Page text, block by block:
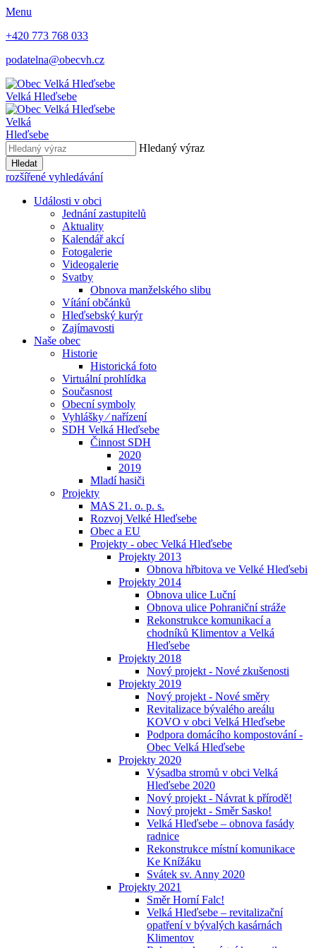
Menu
+420 773 768 033
podatelna@obecvh.cz
Velká Hleďsebe
Velká
Hleďsebe
Hledaný výraz
Hledat
rozšířené vyhledávání
Události v obci
Jednání zastupitelů
Aktuality
Kalendář akcí
Fotogalerie
Videogalerie
Svatby
Obnova manželského slibu
Vítání občánků
Hleďsebský kurýr
Zajímavosti
Naše obec
Historie
Historická foto
Virtuální prohlídka
Současnost
Obecní symboly
Vyhlášky ⁄ nařízení
SDH Velká Hleďsebe
Činnost SDH
2020
2019
Mladí hasiči
Projekty
MAS 21. o. p. s.
Rozvoj Velké Hleďsebe
Obec a EU
Projekty - obec Velká Hleďsebe
Projekty 2013
Obnova hřbitova ve Velké Hleďsebi
Projekty 2014
Obnova ulice Luční
Obnova ulice Pohraniční stráže
Rekonstrukce komunikací a
chodníků Klimentov a Velká
Hleďsebe
Projekty 2018
Nový projekt - Nové zkušenosti
Projekty 2019
Nový projekt - Nové směry
Revitalizace bývalého areálu
KOVO v obci Velká Hleďsebe
Podpora domácího kompostování -
Obec Velká Hleďsebe
Projekty 2020
Výsadba stromů v obci Velká
Hleďsebe 2020
Nový projekt - Návrat k přírodě!
Nový projekt - Směr Sasko!
Velká Hleďsebe – obnova fasády
radnice
Rekonstrukce místní komunikace
Ke Knížáku
Svátek sv. Anny 2020
Projekty 2021
Směr Horní Falc!
Velká Hleďsebe – revitalizační
opatření v bývalých kasárnách
Klimentov